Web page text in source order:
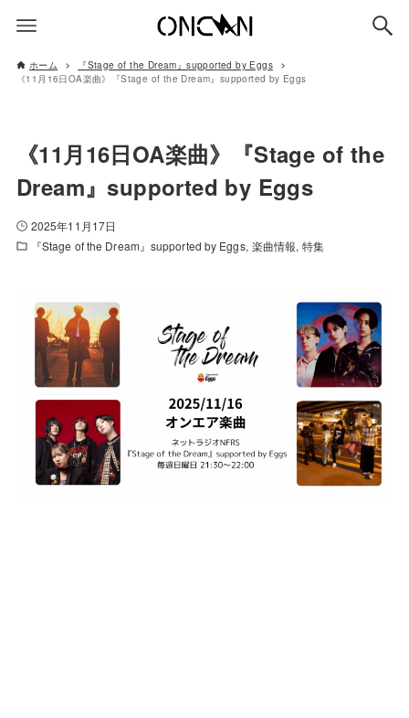
ホーム
『Stage of the Dream』supported by Eggs
《11月16日OA楽曲》『Stage of the Dream』supported by Eggs
《11月16日OA楽曲》『Stage of the
Dream』supported by Eggs
2025年11月17日
『Stage of the Dream』supported by Eggs 楽曲情報 特集